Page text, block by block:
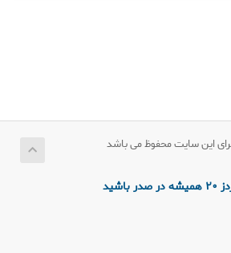
این سایت محفوظ می باشد
باشید